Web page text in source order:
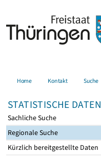
Home Kontakt Suche
STATISTISCHE DATEN
Sachliche Suche
Regionale Suche
Kürzlich bereitgestellte Daten